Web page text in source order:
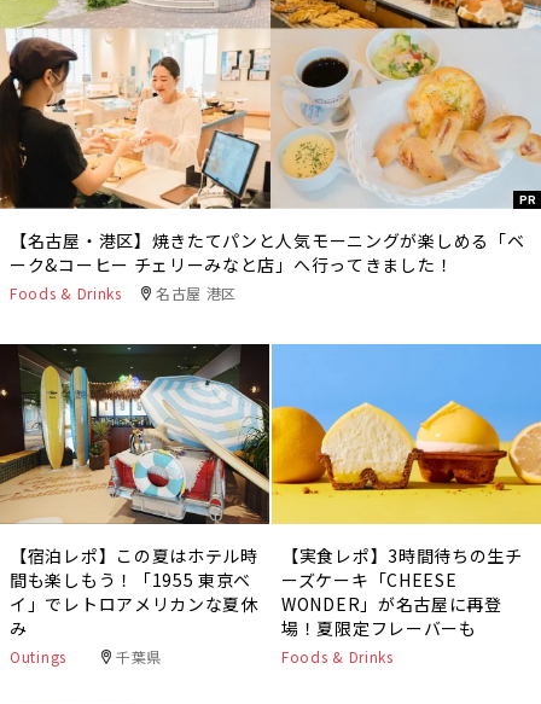
PR
【名古屋・港区】焼きたてパンと人気モーニングが楽しめる「ベ
ーク&コーヒー チェリーみなと店」へ行ってきました！
Foods & Drinks 名古屋 港区
【宿泊レポ】この夏はホテル時
間も楽しもう！「1955 東京ベ
イ」でレトロアメリカンな夏休
み
Outings 千葉県
【実食レポ】3時間待ちの生チ
ーズケーキ「CHEESE
WONDER」が名古屋に再登
場！夏限定フレーバーも
Foods & Drinks